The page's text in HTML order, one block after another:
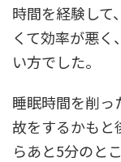
時間を経験して
くて効率が悪
い方でした。
睡眠時間を削っ
故をするかもと
らあと5分のと